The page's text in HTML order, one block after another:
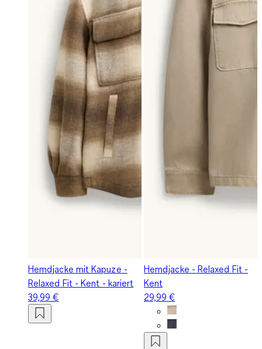
Hemdjacke mit Kapuze -
Relaxed Fit - Kent - kariert
39,99 €
Hemdjacke - Relaxed Fit -
Kent
29,99 €